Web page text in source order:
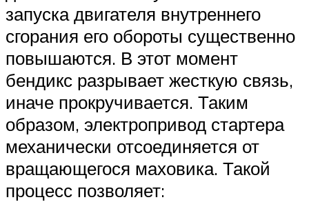
запуска двигателя внутреннего
сгорания его обороты существенно
повышаются. В этот момент
бендикс разрывает жесткую связь,
иначе прокручивается. Таким
образом, электропривод стартера
механически отсоединяется от
вращающегося маховика. Такой
процесс позволяет: